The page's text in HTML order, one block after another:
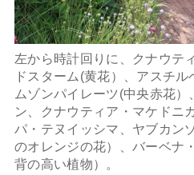
左から時計回りに、クナウテ
ドスターム(黄花）、アスチ
ムゾンパイレーツ(中央赤花）
ン、クナウティア・マケドニ
パ・テヌイッシマ、ヤブカン
のオレンジの花）、バーベナ
背の高い植物）。